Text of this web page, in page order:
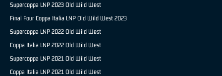
Supercoppa LNP 2023 Old Wild West
Final Four Coppa Italia LNP Old Wild West 2023
Supercoppa LNP 2022 Old Wild West
Coppa Italia LNP 2022 Old Wild West
Supercoppa LNP 2021 Old Wild West
Coppa Italia LNP 2021 Old Wild West